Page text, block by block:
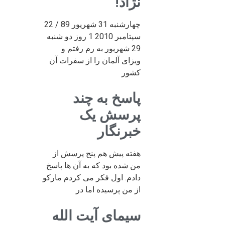
چهارشنبه 31 شهریور 89 / 22
سپتامبر 2010 1 روز دو شنبه
29 شهریور به رم رفتم و
ویزای آلمان را از سفرات آن
کشور
پاسخ به چند
پرسش یک
خبرنگار
هفته پیش هم پنج پرسش از
من شده بود که به آن ها پاسخ
دادم. اول فکر می کردم مارکو
از من پرسیده اما در
سیمای آیت الله